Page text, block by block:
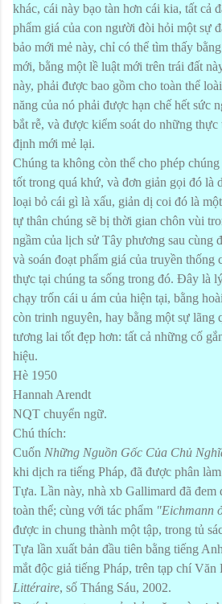
khác, cái này bạo tàn hơn cái kia, tất cả
phẩm giá của con người đòi hỏi một sự
bảo mới mẻ này, chỉ có thể tìm thấy
mới, bằng một lề luật mới trên trái đất
này, phải được bao gồm cho toàn thể
năng của nó phải được hạn chế hết sức
bắt rễ, và được kiểm soát do những thực
định mới mẻ lại.
Chúng ta không còn thể cho phép
tốt trong quá khứ, và đơn giản gọi đó là
loại bỏ cái gì là xấu, giản dị coi đó là
tự thân chúng sẽ bị thời gian chôn vùi
ngầm của lịch sử Tây phương sau cùng
và soán đoạt phẩm giá của truyền thống
thực tại chúng ta sống trong đó. Đây là
chạy trốn cái u ám của hiện tại, bằng
còn trinh nguyên, hay bằng một sự lãng
tương lai tốt đẹp hơn: tất cả những cố
hiệu.
Hè 1950
Hannah Arendt
NQT chuyển ngữ.
Chú thích:
Cuốn Những Nguồn Gốc Của Chủ
khi dịch ra tiếng Pháp, đã được phân
Tựa. Lần này, nhà xb Gallimard đã đem
toàn thể; cùng với tác phẩm "Eichmann
được in chung thành một tập, trong tủ
Tựa lần xuất bản đầu tiên bằng tiếng
mắt độc giả tiếng Pháp, trên tạp chí Văn
Littéraire, số Tháng Sáu, 2002.